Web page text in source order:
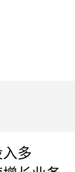
多